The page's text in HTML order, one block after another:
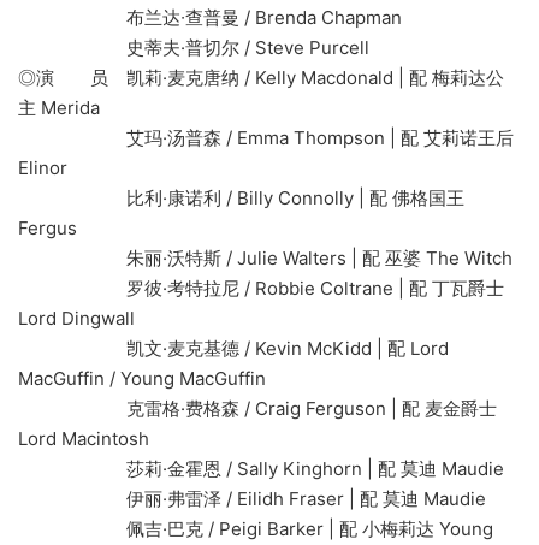
布兰达∙查普曼 / Brenda Chapman
史蒂夫·普切尔 / Steve Purcell
◎演 员 凯莉·麦克唐纳 / Kelly Macdonald | 配 梅莉达公
主 Merida
艾玛·汤普森 / Emma Thompson | 配 艾莉诺王后
Elinor
比利·康诺利 / Billy Connolly | 配 佛格国王
Fergus
朱丽·沃特斯 / Julie Walters | 配 巫婆 The Witch
罗彼·考特拉尼 / Robbie Coltrane | 配 丁瓦爵士
Lord Dingwall
凯文·麦克基德 / Kevin McKidd | 配 Lord
MacGuffin / Young MacGuffin
克雷格·费格森 / Craig Ferguson | 配 麦金爵士
Lord Macintosh
莎莉·金霍恩 / Sally Kinghorn | 配 莫迪 Maudie
伊丽·弗雷泽 / Eilidh Fraser | 配 莫迪 Maudie
佩吉·巴克 / Peigi Barker | 配 小梅莉达 Young